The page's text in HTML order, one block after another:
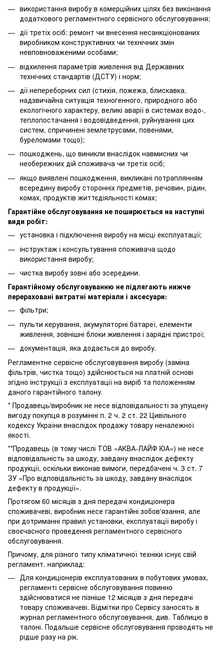
використання виробу в комерційних цілях без виконання
додаткового регламентного сервісного обслуговування;
дії третіх осіб: ремонт чи внесення несанкціонованих
виробником конструктивних чи технічних змін
невповноваженими особами;
відхилення параметрів живлення від Державних
технічних стандартів (ДСТУ) і норм;
дії непереборних сил (стихія, пожежа, блискавка,
надзвичайна ситуація техногенного, природного або
екологічного характеру, великі аварії в системах водо-,
теплопостачання і водовідведення, руйнування цих
систем, спричинені землетрусами, повенями,
буреломами тощо);
пошкоджень, що виникли внаслідок навмисних чи
необережних дій споживача чи третіх осіб;
якщо виявлені пошкодження, викликані потраплянням
всередину виробу сторонніх предметів, речовин, рідин,
комах, продуктів життєдіяльності комах;
Гарантійне обслуговування не поширюється на наступні
види робіт:
установка і підключення виробу на місці експлуатації;
інструктаж і консультування споживача щодо
використання виробу;
чистка виробу зовні або зсередини.
Гарантійному обслуговуванню не підлягають нижче
перераховані витратні матеріали і аксесуари:
фільтри;
пульти керування, акумуляторні батареї, елементи
живлення, зовнішні блоки живлення і зарядні пристрої;
документація, яка додається до виробу.
Регламентне сервісне обслуговування виробу (заміна
фільтрів, чистка тощо) здійснюється на платній основі
згідно інструкції з експлуатації на виріб та положенням
даного гарантійного талону.
* Продавець/виробник не несе відповідальності за упущену
вигоду покупця в розумінні п. 2 ч. 2 ст. 22 Цивільного
кодексу України внаслідок продажу товару неналежної
якості.
**Продавець (в тому числі ТОВ «АКВА-ЛАЙФ ЮА») не несе
відповідальність за шкоду, завдану внаслідок дефекту
продукції, оскільки виконав вимоги, передбачені ч. 3 ст. 7
ЗУ «Про відповідальність за шкоду, завдану внаслідок
дефекту в продукції».
Протягом 60 місяців з дня передачі кондиціонера
споживачеві, виробник несе гарантійні зобов'язання, але
при дотриманні правил установки, експлуатації виробу і
своєчасного проведення регламентного сервісного
обслуговування.
Причому, для різного типу кліматичної техніки існує свій
регламент. наприклад:
Для кондиціонерів експлуатованих в побутових умовах,
регламенті сервісне обслуговування повинно
здійснюватися не пізніше 12 місяців з дня передачі
товару споживачеві. Відмітки про Сервісу заносять в
журнал регламентного обслуговування, див. Таблицю в
талоні. Подальше сервісне обслуговування проводять не
рідше разу на рік.